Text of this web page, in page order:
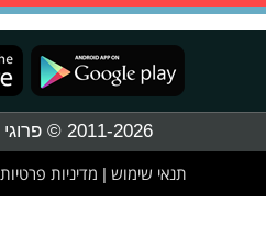
2011-2026 © פרוגי תקשורת בע"מ
תנאי שימוש | מדיניות פרטיות